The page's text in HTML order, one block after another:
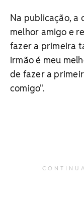
Na publicação, a
melhor amigo e
fazer a primeira
irmão é meu
de fazer a
comigo".